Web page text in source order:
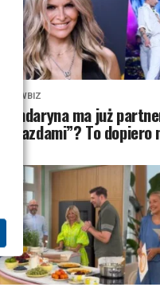
SHOWBIZ
Mandaryna ma już
Gwiazdami”? To